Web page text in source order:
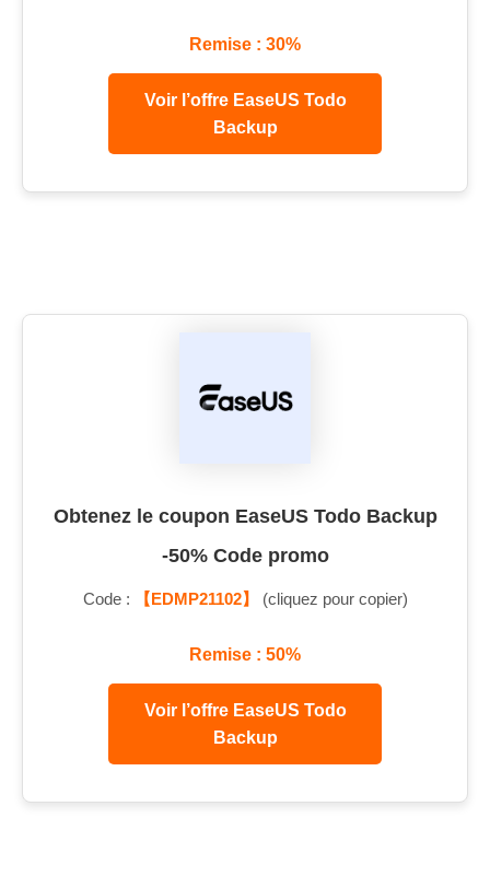
Remise : 30%
Voir l’offre EaseUS Todo
Backup
Obtenez le coupon EaseUS Todo Backup
-50% Code promo
Code : 【EDMP21102】 (cliquez pour copier)
Remise : 50%
Voir l’offre EaseUS Todo
Backup